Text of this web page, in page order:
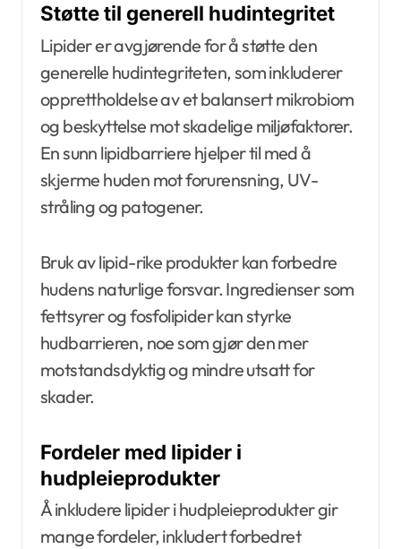
Støtte til generell hudintegritet
Lipider er avgjørende for å støtte den
generelle hudintegriteten, som inkluderer
opprettholdelse av et balansert mikrobiom
og beskyttelse mot skadelige miljøfaktorer.
En sunn lipidbarriere hjelper til med å
skjerme huden mot forurensning, UV-
stråling og patogener.
Bruk av lipid-rike produkter kan forbedre
hudens naturlige forsvar. Ingredienser som
fettsyrer og fosfolipider kan styrke
hudbarrieren, noe som gjør den mer
motstandsdyktig og mindre utsatt for
skader.
Fordeler med lipider i
hudpleieprodukter
Å inkludere lipider i hudpleieprodukter gir
mange fordeler, inkludert forbedret